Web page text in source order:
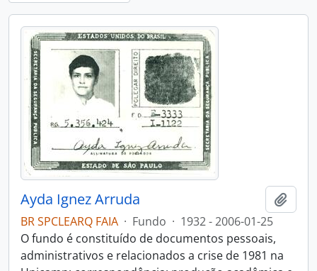
Ayda Ignez Arruda
BR SPCLEARQ FAIA · Fundo · 1932 - 2006-01-25
O fundo é constituído de documentos pessoais,
administrativos e relacionados a crise de 1981 na